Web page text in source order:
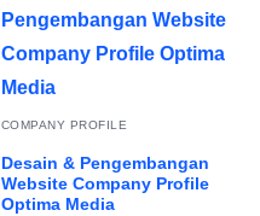
COMPANY PROFILE
Desain & Pengembangan
Website Company Profile
Optima Media